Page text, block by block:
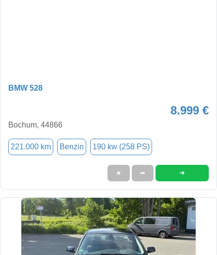
BMW 528
8.999 €
Bochum, 44866
221.000 km Benzin 190 kw (258 PS)
★ ➦ ➜